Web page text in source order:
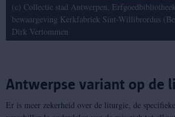
(c) Collectie stad Antwerpen,
bewaargeving Kerkfabriek Sint-Willibrordus
Dirk Vertommen
Antwerpse variant op de
Er is meer zekerheid over de liturgie, de